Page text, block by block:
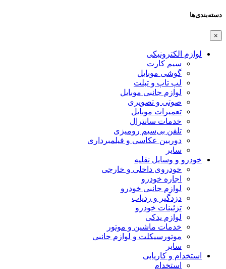
دسته‌بندی‌ها
×
لوازم الکترونیکی
سیم کارت
گوشی موبایل
لپ تاپ و تبلت
لوازم جانبی موبایل
صوتی و تصویری
تعمیرات موبایل
خدمات سانترال
تلفن بی‌سیم رومیزی
دوربین عکاسی و فیلمبرداری
سایر
خودرو و وسایل نقلیه
خودروی داخلی و خارجی
اجاره خودرو
لوازم جانبی خودرو
دزدگیر و ردیاب
تزئینات خودرو
لوازم یدکی
خدمات ماشین و موتور
موتورسیکلت و لوازم جانبی
سایر
استخدام و کاریابی
استخدام